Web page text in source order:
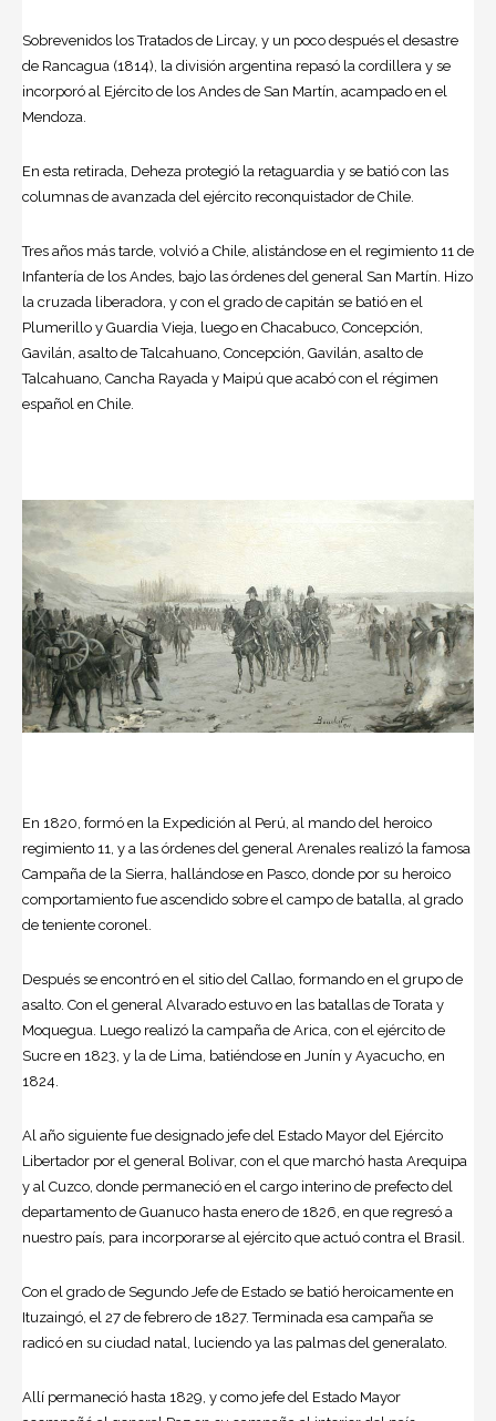
Sobrevenidos los Tratados de Lircay, y un poco después el desastre
de Rancagua (1814), la división argentina repasó la cordillera y se
incorporó al Ejército de los Andes de San Martín, acampado en el
Mendoza.
En esta retirada, Deheza protegió la retaguardia y se batió con las
columnas de avanzada del ejército reconquistador de Chile.
Tres años más tarde, volvió a Chile, alistándose en el regimiento 11 de
Infantería de los Andes, bajo las órdenes del general San Martín. Hizo
la cruzada liberadora, y con el grado de capitán se batió en el
Plumerillo y Guardia Vieja, luego en Chacabuco, Concepción,
Gavilán, asalto de Talcahuano, Concepción, Gavilán, asalto de
Talcahuano, Cancha Rayada y Maipú que acabó con el régimen
español en Chile.
En 1820, formó en la Expedición al Perú, al mando del heroico
regimiento 11, y a las órdenes del general Arenales realizó la famosa
Campaña de la Sierra, hallándose en Pasco, donde por su heroico
comportamiento fue ascendido sobre el campo de batalla, al grado
de teniente coronel.
Después se encontró en el sitio del Callao, formando en el grupo de
asalto. Con el general Alvarado estuvo en las batallas de Torata y
Moquegua. Luego realizó la campaña de Arica, con el ejército de
Sucre en 1823, y la de Lima, batiéndose en Junín y Ayacucho, en
1824.
Al año siguiente fue designado jefe del Estado Mayor del Ejército
Libertador por el general Bolivar, con el que marchó hasta Arequipa
y al Cuzco, donde permaneció en el cargo interino de prefecto del
departamento de Guanuco hasta enero de 1826, en que regresó a
nuestro país, para incorporarse al ejército que actuó contra el Brasil.
Con el grado de Segundo Jefe de Estado se batió heroicamente en
Ituzaingó, el 27 de febrero de 1827. Terminada esa campaña se
radicó en su ciudad natal, luciendo ya las palmas del generalato.
Allí permaneció hasta 1829, y como jefe del Estado Mayor